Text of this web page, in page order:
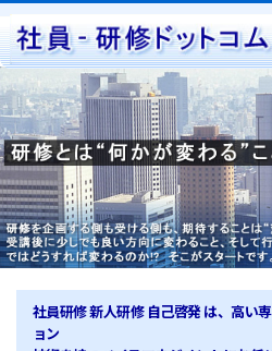
社員研修 新人研修 自己啓発 は、高い
ョン